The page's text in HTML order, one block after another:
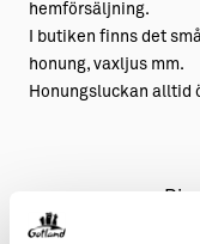
hemförsäljning.
I butiken finns det
honung, vaxljus mm.
Honungsluckan alltid